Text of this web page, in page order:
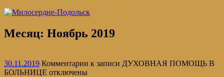
Месяц: Ноябрь 2019
30.11.2019 Комментарии к записи ДУХОВНАЯ ПОМОЩЬ В
БОЛЬНИЦЕ отключены